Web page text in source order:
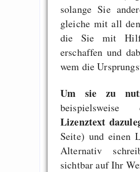
solange Sie
gleiche mit all
die Sie mit
erschaffen und
wem die
Um sie zu
Lizenztext
Seite) und einen
Alternativ
sichtbar auf Ihr